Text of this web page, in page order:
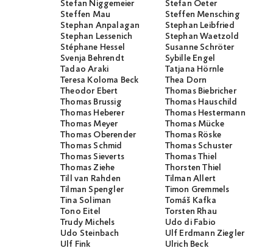
Stefan Niggemeier
Stefan Oeter
Steffen Mau
Steffen Mensching
Stephan Anpalagan
Stephan Leibfried
Stephan Lessenich
Stephan Waetzold
Stéphane Hessel
Susanne Schröter
Svenja Behrendt
Sybille Engel
Tadao Araki
Tatjana Hörnle
Teresa Koloma Beck
Thea Dorn
Theodor Ebert
Thomas Biebricher
Thomas Brussig
Thomas Hauschild
Thomas Heberer
Thomas Hestermann
Thomas Meyer
Thomas Mücke
Thomas Oberender
Thomas Röske
Thomas Schmid
Thomas Schuster
Thomas Sieverts
Thomas Thiel
Thomas Ziehe
Thorsten Thiel
Till van Rahden
Tilman Allert
Tilman Spengler
Timon Gremmels
Tina Soliman
Tomáš Kafka
Tono Eitel
Torsten Rhau
Trudy Michels
Udo di Fabio
Udo Steinbach
Ulf Erdmann Ziegler
Ulf Fink
Ulrich Beck